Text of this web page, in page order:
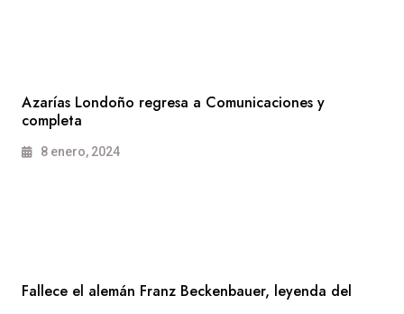
Azarías Londoño regresa a Comunicaciones y
completa
8 enero, 2024
Fallece el alemán Franz Beckenbauer, leyenda del